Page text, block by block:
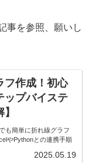
事を参照、願いし
フ作成！初心
ップバイステ
も簡単に折れ線グラフ
やPythonとの連携手順
2025.05.19